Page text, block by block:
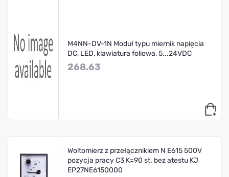
M4NN-DV-1N Moduł typu miernik napięcia
DC, LED, klawiatura foliowa, 5...24VDC
268.63
Woltomierz z przełącznikiem N E615 500V
pozycja pracy C3 K=90 st. bez atestu KJ
EP27NE6150000